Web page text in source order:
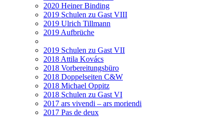
2020 Heiner Binding
2019 Schulen zu Gast VIII
2019 Ulrich Tillmann
2019 Aufbrüche
2019 Schulen zu Gast VII
2018 Attila Kovács
2018 Vorbereitungsbüro
2018 Doppelseiten C&W
2018 Michael Oppitz
2018 Schulen zu Gast VI
2017 ars vivendi – ars moriendi
2017 Pas de deux